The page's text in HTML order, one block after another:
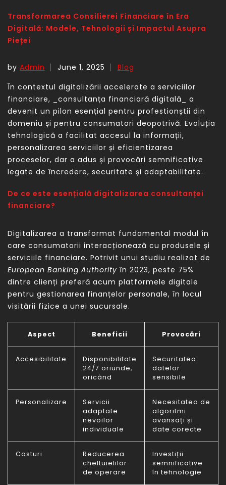
Transformarea Consilierei Financiare în Era
Digitală: Modele, Tehnologii și Impactul Asupra
Pieței
by Admin June 1, 2025
Blog
În contextul digitalizării accelerate a serviciilor
financiare, _consultanța financiară digitală_ a
devenit un pilon esențial pentru profestionștii din
domeniu și pentru consumatori deopotrivă. Evoluția
tehnologică a facilitat accesul la informații,
personalizarea serviciilor și eficientizarea
proceselor, dar a adus și provocări semnificative
legate de încredere, securitate și adaptabilitate.
De ce este esențială digitalizarea consultanței
financiare?
Digitalizarea a transformat fundamental modul în
care consumatorii interacționează cu produsele și
serviciile financiare. Potrivit unui studiu realizat de
European Banking Authority în 2023, peste 75%
dintre clienți preferă acum platformele digitale
pentru gestionarea finanțelor personale, în locul
visitării fizice a unei sucursale.
Aspect Beneficii Provocări
Accesibilitate
Disponibilitate
24/7 oriunde,
oricând
Securitatea
datelor
sensibile
Personalizare
Servicii
adaptate
nevoilor
individuale
Necesitatea de
algoritmi
avansați și
date corecte
Costuri
Reducerea
cheltuielilor
de operare
Investiții
semnificative
în tehnologie